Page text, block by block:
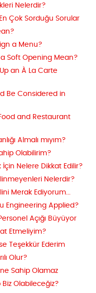
Nelerdir?
Çok Sorduğu Sorular
a Menu?
Soft Opening Mean?
an À La Carte
Be Considered in
and Restaurant
Almalı mıyım?
Olabilirim?
İçin Nelere Dikkat Edilir?
Nelerdir?
Merak Ediyorum...
Engineering Applied?
Açığı Büyüyor
Etmeliyim?
Teşekkür Ederim
Olur?
Sahip Olamaz
Olabileceğiz?